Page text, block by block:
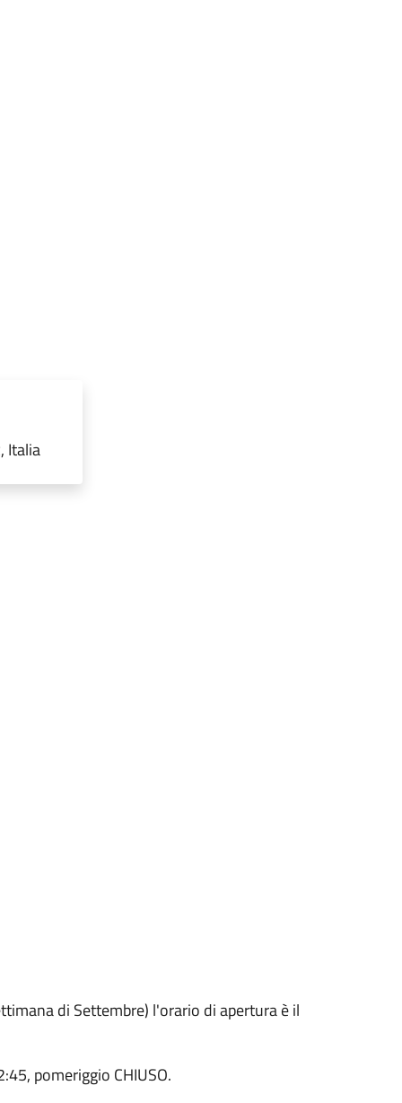
Italia
di Settembre) l'orario di apertura è il
pomeriggio CHIUSO.